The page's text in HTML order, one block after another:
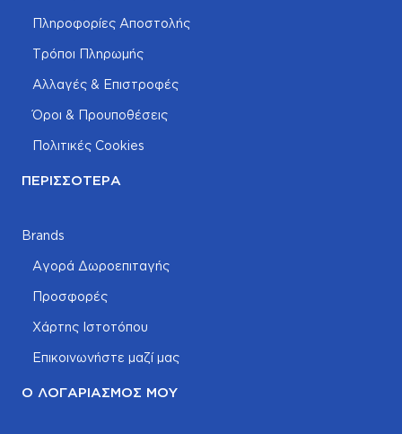
Πληροφορίες Αποστολής
Τρόποι Πληρωμής
Αλλαγές & Επιστροφές
Όροι & Προυποθέσεις
Πολιτικές Cookies
ΠΕΡΙΣΣΌΤΕΡΑ
Brands
Αγορά Δωροεπιταγής
Προσφορές
Χάρτης Ιστοτόπου
Επικοινωνήστε μαζί μας
Ο ΛΟΓΑΡΙΑΣΜΌΣ ΜΟΥ